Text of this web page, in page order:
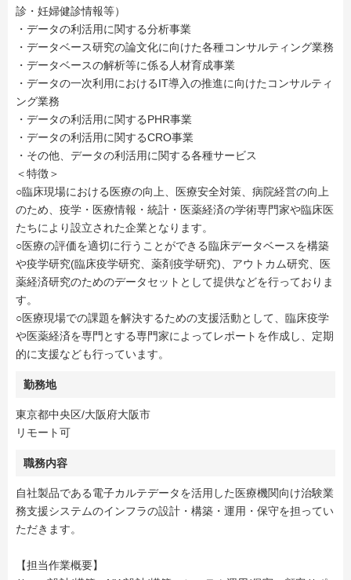
診・妊婦健診情報等）
・データの利活用に関する分析事業
・データベース研究の論文化に向けた各種コンサルティング業務
・データベースの解析等に係る人材育成事業
・データの一次利用におけるIT導入の推進に向けたコンサルティ
ング業務
・データの利活用に関するPHR事業
・データの利活用に関するCRO事業
・その他、データの利活用に関する各種サービス
＜特徴＞
○臨床現場における医療の向上、医療安全対策、病院経営の向上
のため、疫学・医療情報・統計・医薬経済の学術専門家や臨床医
たちにより設立された企業となります。
○医療の評価を適切に行うことができる臨床データベースを構築
や疫学研究(臨床疫学研究、薬剤疫学研究)、アウトカム研究、医
薬経済研究のためのデータセットとして提供などを行っておりま
す。
○医療現場での課題を解決するための支援活動として、臨床疫学
や医薬経済を専門とする専門家によってレポートを作成し、定期
的に支援なども行っています。
勤務地
東京都中央区/大阪府大阪市
リモート可
職務内容
自社製品である電子カルテデータを活用した医療機関向け治験業
務支援システムのインフラの設計・構築・運用・保守を担ってい
ただきます。
【担当作業概要】